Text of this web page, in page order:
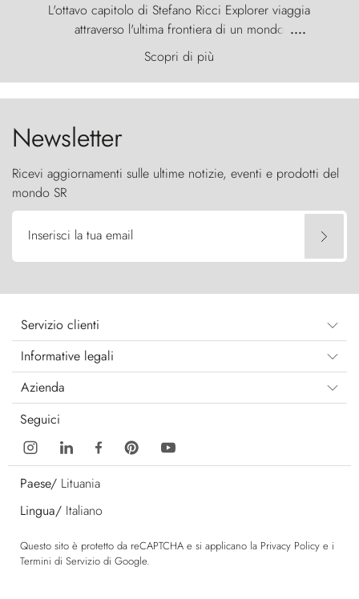
L'ottavo capitolo di Stefano Ricci Explorer viaggia
attraverso l'ultima frontiera di un mondo
primordiale, dove il vento scolpisce la natura con
furia ancestrale e le Torres del Paine sfidano il
cielo come sentinelle di pietra.
....
Scopri di più
Newsletter
Ricevi aggiornamenti sulle ultime notizie, eventi e prodotti del
mondo SR
Inserisci la tua email
Servizio clienti
Informative legali
Azienda
Seguici
Paese/ Lituania
Lingua/ Italiano
Questo sito è protetto da reCAPTCHA e si applicano la Privacy Policy e i
Termini di Servizio di Google.